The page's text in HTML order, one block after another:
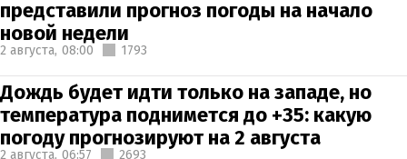
представили прогноз погоды на начало
новой недели
2 августа, 08:00 1793
Дождь будет идти только на западе, но
температура поднимется до +35: какую
погоду прогнозируют на 2 августа
2 августа, 06:57 2693